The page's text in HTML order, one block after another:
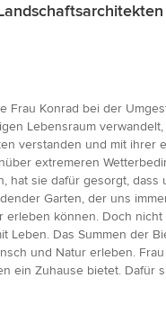
Frau Konrad bei der
Lebensraum
verstanden und mit
extremeren
hat sie dafür gesorgt,
Garten, der uns
können. Doch
Leben. Das Summen der
und Natur erleben.
ein Zuhause bietet.